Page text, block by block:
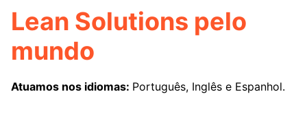
Lean Solutions pelo
mundo
Atuamos nos idiomas: Português, Inglês e Espanhol.